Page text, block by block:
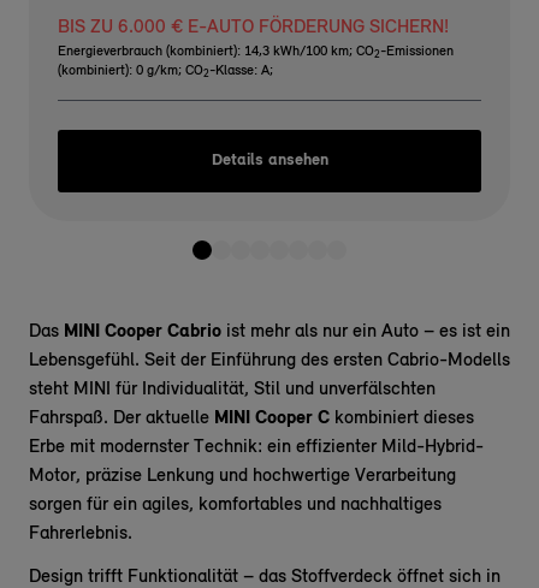
BIS ZU 6.000 € E-AUTO FÖRDERUNG SICHERN!
Energieverbrauch (kombiniert): 14,3 kWh/100 km; CO2 -Emissionen
(kombiniert): 0 g/km; CO2 -Klasse: A;
Details ansehen
Das MINI Cooper Cabrio ist mehr als nur ein Auto – es ist ein
Lebensgefühl. Seit der Einführung des ersten Cabrio-Modells
steht MINI für Individualität, Stil und unverfälschten
Fahrspaß. Der aktuelle MINI Cooper C kombiniert dieses
Erbe mit modernster Technik: ein effizienter Mild-Hybrid-
Motor, präzise Lenkung und hochwertige Verarbeitung
sorgen für ein agiles, komfortables und nachhaltiges
Fahrerlebnis.
Design trifft Funktionalität – das Stoffverdeck öffnet sich in